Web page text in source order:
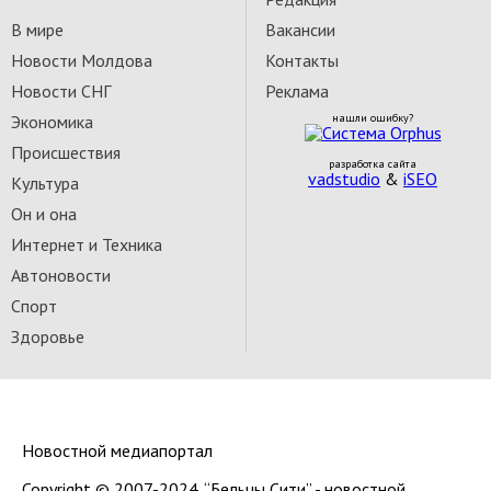
В мире
Новости Молдова
Новости СНГ
Экономика
Происшествия
Культура
Он и она
Интернет и Техника
Автоновости
Спорт
Здоровье
Вакансии
Контакты
Реклама
нашли ошибку?
разработка сайта
vadstudio & iSEO
Новостной медиапортал